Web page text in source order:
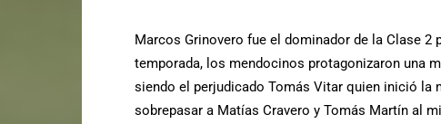
Marcos Grinovero fue el dominador de la Clase 2
temporada, los mendocinos protagonizaron una
siendo el perjudicado Tomás Vitar quien inició la
sobrepasar a Matías Cravero y Tomás Martín al